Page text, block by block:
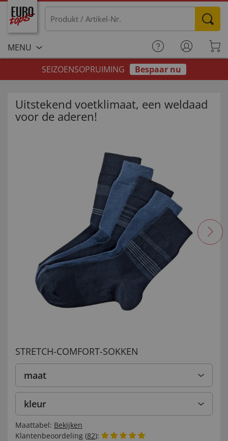
MENU
SEIZOENSOPRUIMING
Bespaar nu
Uitstekend voetklimaat, een weldaad
voor de aderen!
STRETCH-COMFORT-SOKKEN
maat
kleur
Maattabel: Bekijken
Klantenbeoordeling (82):